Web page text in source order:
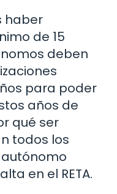
haber
de 15
deben
para poder
años de
qué ser
todos los
en el RETA.